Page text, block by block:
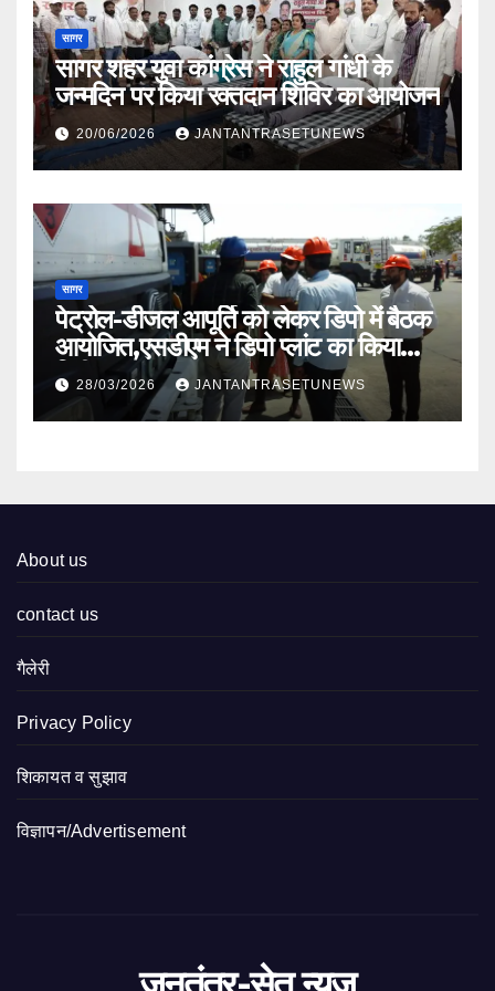
सागर
सागर शहर युवा कांग्रेस ने राहुल गांधी के
जन्मदिन पर किया रक्तदान शिविर का आयोजन
20/06/2026 JANTANTRASETUNEWS
सागर
पेट्रोल-डीजल आपूर्ति को लेकर डिपो में बैठक
आयोजित,एसडीएम ने डिपो प्लांट का किया
निरीक्षण
28/03/2026 JANTANTRASETUNEWS
About us
contact us
गैलेरी
Privacy Policy
शिकायत व सुझाव
विज्ञापन/Advertisement